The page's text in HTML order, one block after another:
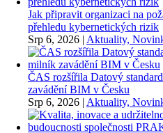
Jak připravit organizaci na
přehledu kybernetických rizik
Srp 6, 2026 | Aktuality,
ČAS rozšířila Datový
zavádění BIM v Česku
Srp 6, 2026 | Aktuality,